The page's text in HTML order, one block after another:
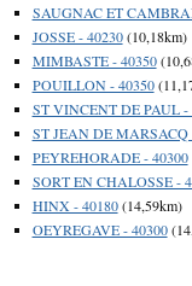
SAUGNAC ET
JOSSE - 40230(10,18km)
MIMBASTE - 40350
POUILLON - 40350
ST VINCENT DE PAUL -
ST JEAN DE MARSACQ
PEYREHORADE - 40300
SORT EN CHALOSSE -
HINX - 40180(14,59km)
OEYREGAVE - 40300